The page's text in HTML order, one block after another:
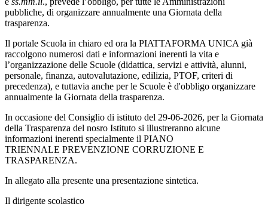
pubbliche, di organizzare annualmente una Giornata della
trasparenza.
Il portale Scuola in chiaro ed ora la PIATTAFORMA UNICA già
raccolgono numerosi dati e informazioni inerenti la vita e
l’organizzazione delle Scuole (didattica, servizi e attività, alunni,
personale, finanza, autovalutazione, edilizia, PTOF, criteri di
precedenza), e tuttavia anche per le Scuole è d'obbligo organizzare
annualmente la Giornata della trasparenza.
In occasione del Consiglio di istituto del 29-06-2026, per la Giornata
della Trasparenza del nosro Istituto si illustreranno alcune
informazioni inerenti specialmente il PIANO
TRIENNALE PREVENZIONE CORRUZIONE E
TRASPARENZA.
In allegato alla presente una presentazione sintetica.
Il dirigente scolastico